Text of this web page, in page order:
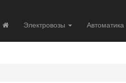
Электровозы Автоматика